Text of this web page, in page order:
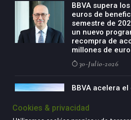
BBVA supera
euros de
semestre de
un nuevo
recompra de
millones de
30-Julio-2026
BBVA acelera
de
Cookies & privacidad